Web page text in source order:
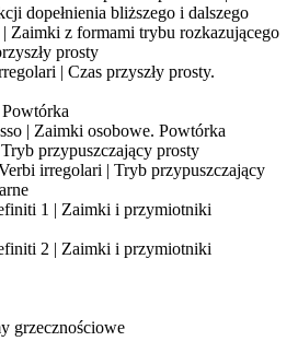
dopełnienia bliższego i dalszego
Zaimki z formami trybu rozkazującego
prosty
| Czas przyszły prosty.
| Zaimki osobowe. Powtórka
przypuszczający prosty
irregolari | Tryb przypuszczający
1 | Zaimki i przymiotniki
2 | Zaimki i przymiotniki
grzecznościowe